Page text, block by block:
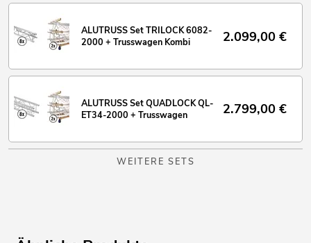
ALUTRUSS Set TRILOCK 6082-
2000 + Trusswagen Kombi
2.099,00 €
ALUTRUSS Set QUADLOCK QL-
ET34-2000 + Trusswagen
2.799,00 €
WEITERE SETS